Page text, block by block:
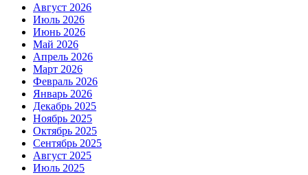
Август 2026
Июль 2026
Июнь 2026
Май 2026
Апрель 2026
Март 2026
Февраль 2026
Январь 2026
Декабрь 2025
Ноябрь 2025
Октябрь 2025
Сентябрь 2025
Август 2025
Июль 2025